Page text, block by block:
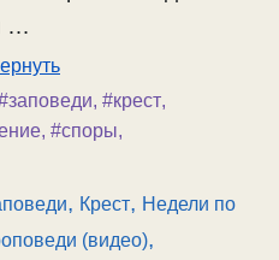
…
, #крест,
, #споры,
, Крест, Недели по
(видео),